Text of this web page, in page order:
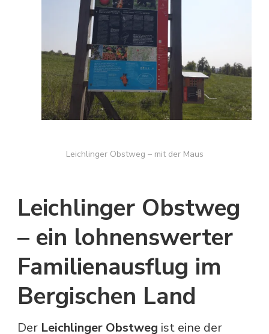
Leichlinger Obstweg – mit der Maus
Leichlinger Obstweg
– ein lohnenswerter
Familienausflug im
Bergischen Land
Der Leichlinger Obstweg ist eine der